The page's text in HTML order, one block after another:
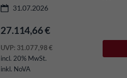
31.07.2026
27.114,66 €
UVP: 31.077,98 €
incl. 20% MwSt.
inkl. NoVA